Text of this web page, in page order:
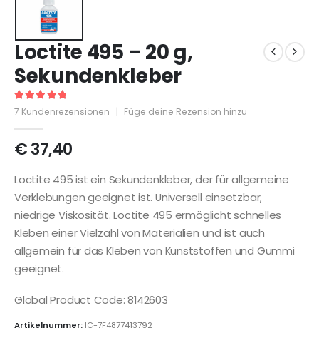
Loctite 495 – 20 g,
Sekundenkleber
5 out of 5
7 Kundenrezensionen | Füge deine Rezension hinzu
€37,40
Loctite 495 ist ein Sekundenkleber, der für allgemeine
Verklebungen geeignet ist. Universell einsetzbar,
niedrige Viskosität. Loctite 495 ermöglicht schnelles
Kleben einer Vielzahl von Materialien und ist auch
allgemein für das Kleben von Kunststoffen und Gummi
geeignet.
Global Product Code: 8142603
Artikelnummer: IC-7F4877413792